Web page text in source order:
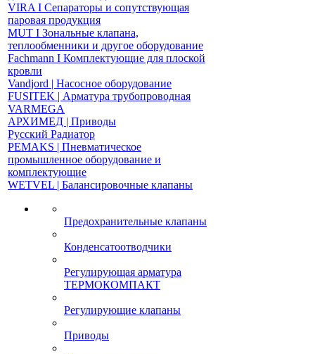
VIRA І Сепараторы и сопутствующая
паровая продукция
MUT І Зональные клапана,
теплообменники и другое оборудование
Fachmann І Комплектующие для плоской
кровли
Vandjord | Насосное оборудование
FUSITEK | Арматура трубопроводная
VARMEGA
АРХИМЕД | Приводы
Русский Радиатор
PEMAKS | Пневматическое
промышленное оборудование и
комплектующие
WETVEL | Балансировочные клапаны
Предохранительные клапаны
Конденсатоотводчики
Регулирующая арматура
ТЕРМОКОМПАКТ
Регулирующие клапаны
Приводы